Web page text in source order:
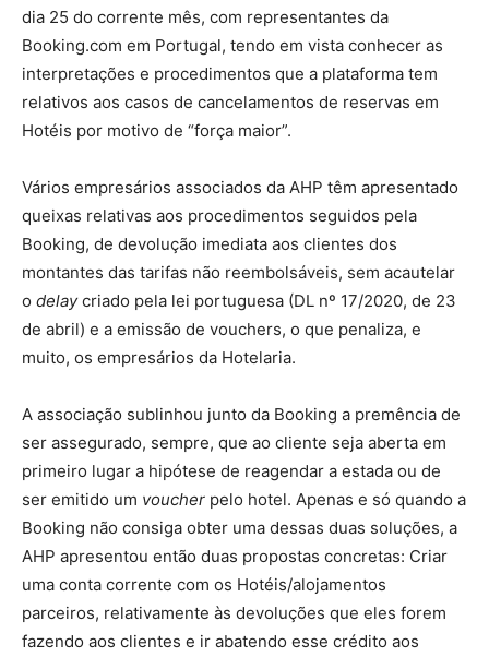
dia 25 do corrente mês, com representantes da
Booking.com em Portugal, tendo em vista conhecer as
interpretações e procedimentos que a plataforma tem
relativos aos casos de cancelamentos de reservas em
Hotéis por motivo de “força maior”.
Vários empresários associados da AHP têm apresentado
queixas relativas aos procedimentos seguidos pela
Booking, de devolução imediata aos clientes dos
montantes das tarifas não reembolsáveis, sem acautelar
o delaycriado pela lei portuguesa (DL nº 17/2020, de 23
de abril) e a emissão de vouchers, o que penaliza, e
muito, os empresários da Hotelaria.
A associação sublinhou junto da Booking a premência de
ser assegurado, sempre, que ao cliente seja aberta em
primeiro lugar a hipótese de reagendar a estada ou de
ser emitido um voucher pelo hotel. Apenas e só quando a
Booking não consiga obter uma dessas duas soluções, a
AHP apresentou então duas propostas concretas: Criar
uma conta corrente com os Hotéis/alojamentos
parceiros, relativamente às devoluções que eles forem
fazendo aos clientes e ir abatendo esse crédito aos